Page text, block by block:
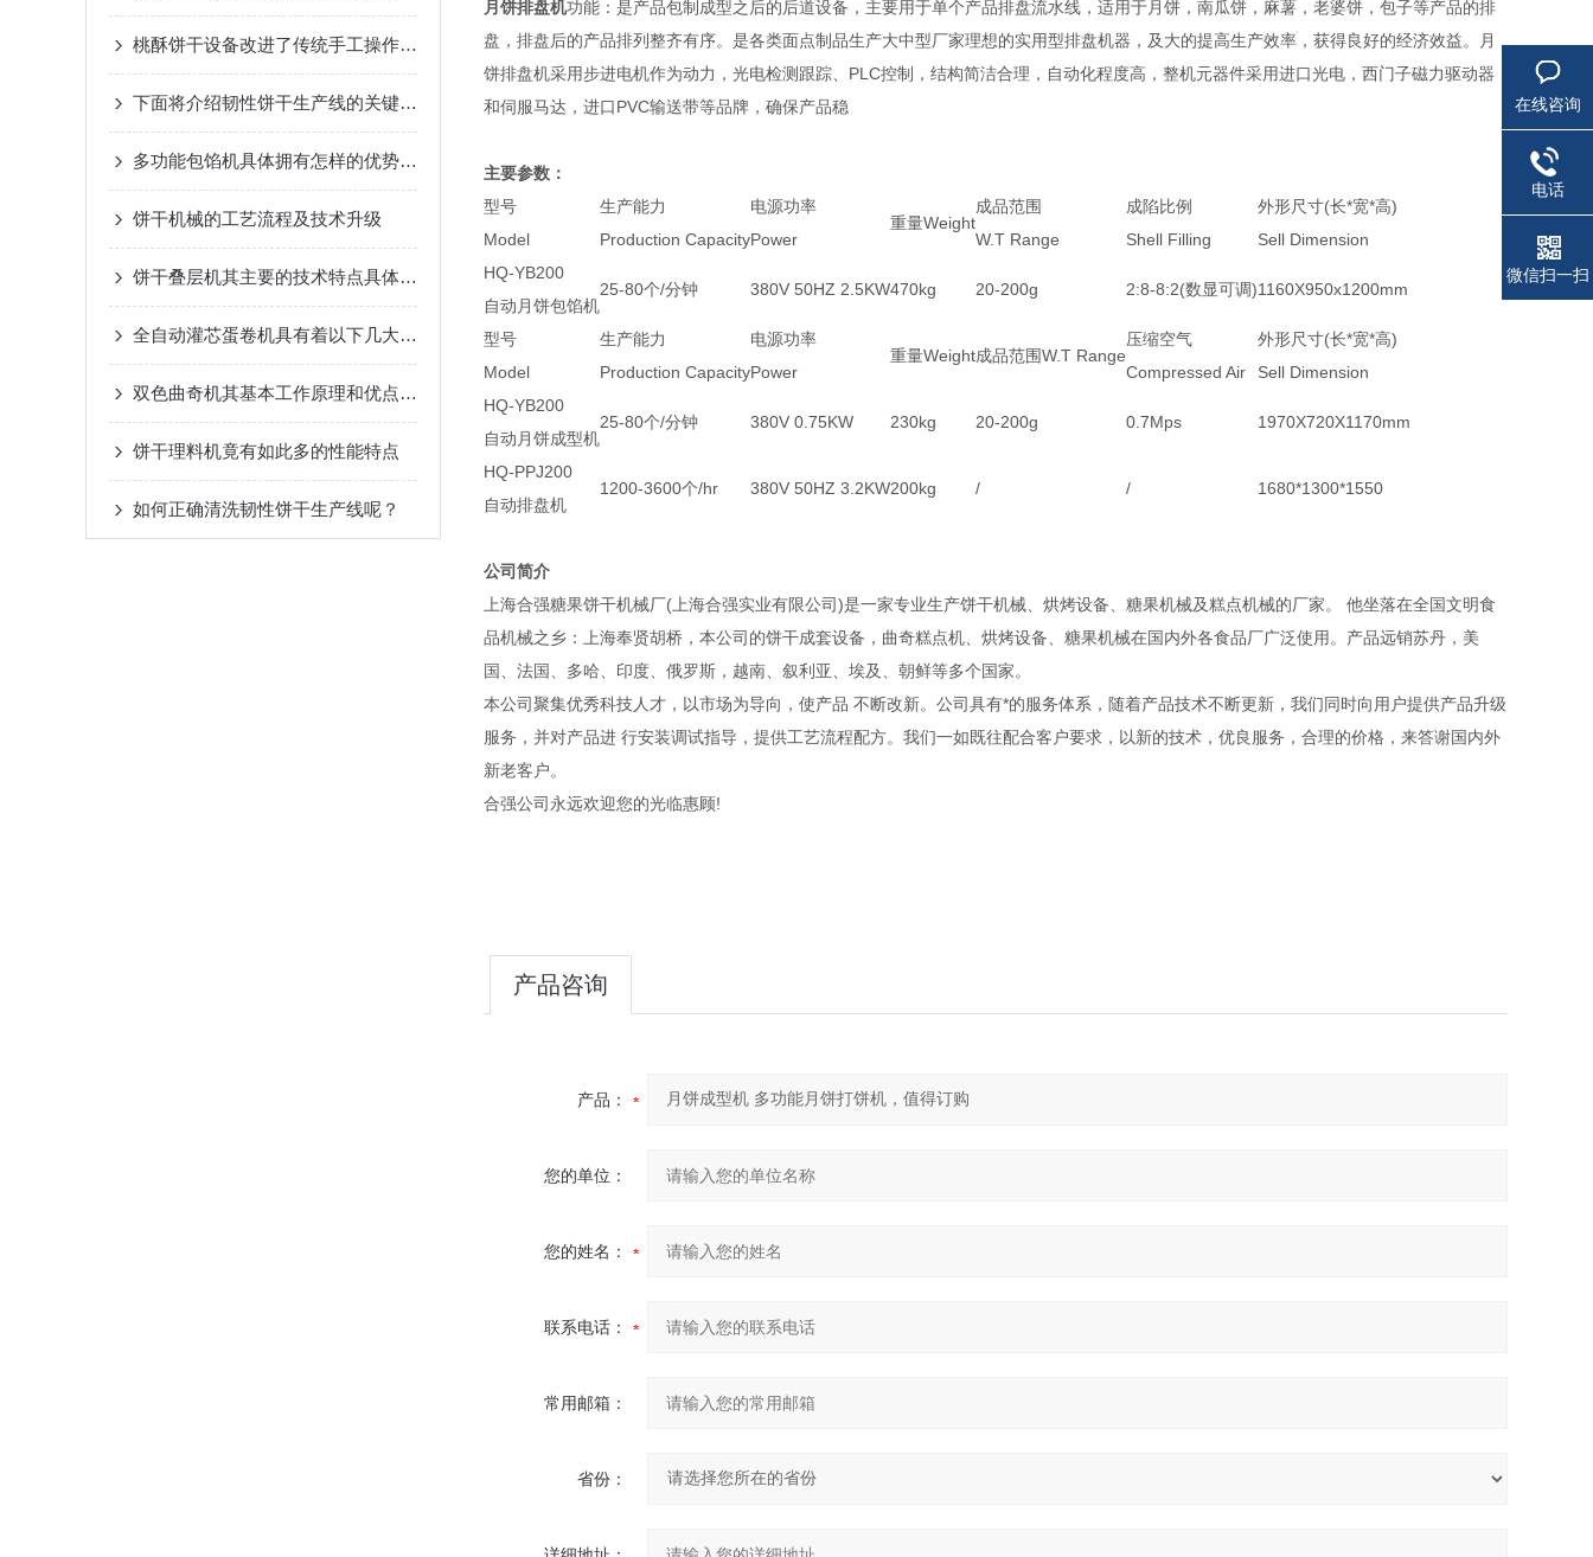
桃酥饼干设备改进了传统手工操作的缺点
下面将介绍韧性饼干生产线的关键要素和工艺流程
多功能包馅机具体拥有怎样的优势呢？
饼干机械的工艺流程及技术升级
饼干叠层机其主要的技术特点具体如下
全自动灌芯蛋卷机具有着以下几大特点
双色曲奇机其基本工作原理和优点可以归纳如下
饼干理料机竟有如此多的性能特点
如何正确清洗韧性饼干生产线呢？
月饼排盘机功能：是产品包制成型之后的后道设备，主要用于单个产品排盘流水线，适用于月饼，南瓜饼，麻薯，老婆饼，包子等产品的排
盘，排盘后的产品排列整齐有序。是各类面点制品生产大中型厂家理想的实用型排盘机器，及大的提高生产效率，获得良好的经济效益。月
饼排盘机采用步进电机作为动力，光电检测跟踪、PLC控制，结构简洁合理，自动化程度高，整机元器件采用进口光电，西门子磁力驱动器
和伺服马达，进口PVC输送带等品牌，确保产品稳
主要参数：
型号
Model
生产能力
Production Capacity
电源功率
Power
重量Weight
成品范围
W.T Range
成陷比例
Shell Filling
外形尺寸(长*宽*高)
Sell Dimension
HQ-YB200
自动月饼包馅机
25-80个/分钟 380V 50HZ 2.5KW470kg 20-200g 2:8-8:2(数显可调)1160X950x1200mm
型号
Model
生产能力
Production Capacity
电源功率
Power
重量Weight成品范围W.T Range
压缩空气
Compressed Air
外形尺寸(长*宽*高)
Sell Dimension
HQ-YB200
自动月饼成型机
25-80个/分钟 380V 0.75KW 230kg 20-200g 0.7Mps 1970X720X1170mm
HQ-PPJ200
自动排盘机
1200-3600个/hr 380V 50HZ 3.2KW200kg / / 1680*1300*1550
公司简介
上海合强糖果饼干机械厂(上海合强实业有限公司)是一家专业生产饼干机械、烘烤设备、糖果机械及糕点机械的厂家。 他坐落在全国文明食
品机械之乡：上海奉贤胡桥，本公司的饼干成套设备，曲奇糕点机、烘烤设备、糖果机械在国内外各食品厂广泛使用。产品远销苏丹，美
国、法国、多哈、印度、俄罗斯，越南、叙利亚、埃及、朝鲜等多个国家。
本公司聚集优秀科技人才，以市场为导向，使产品 不断改新。公司具有*的服务体系，随着产品技术不断更新，我们同时向用户提供产品升级
服务，并对产品进 行安装调试指导，提供工艺流程配方。我们一如既往配合客户要求，以新的技术，优良服务，合理的价格，来答谢国内外
新老客户。
合强公司永远欢迎您的光临惠顾!
产品咨询
产品：
您的单位：
您的姓名：
联系电话：
常用邮箱：
省份：
在线咨询
电话
微信扫一扫